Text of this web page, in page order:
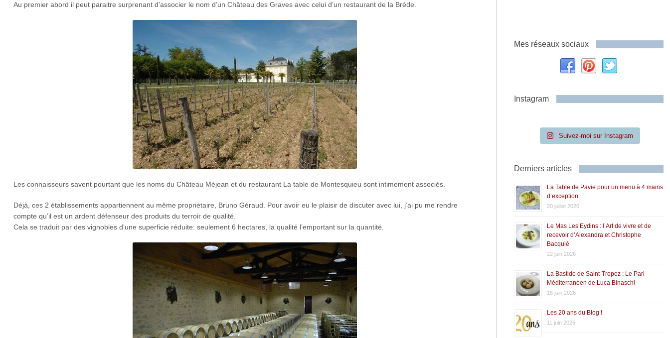
Au premier abord il peut paraitre surprenant d’associer le nom d’un Château des Graves avec celui d’un restaurant de la Brède.
Les connaisseurs savent pourtant que les noms du Château Méjean et du restaurant La table de Montesquieu sont intimement associés.
Déjà, ces 2 établissements appartiennent au même propriétaire, Bruno Géraud. Pour avoir eu le plaisir de discuter avec lui, j’ai pu me rendre
compte qu’il est un ardent défenseur des produits du terroir de qualité.
Cela se traduit par des vignobles d’une superficie réduite: seulement 6 hectares, la qualité l’emportant sur la quantité.
Mes réseaux sociaux
Instagram
Suivez-moi sur Instagram
Derniers articles
La Table de Pavie pour un menu à 4 mains
d’exception
20 juillet 2026
Le Mas Les Eydins : l’Art de vivre et de
recevoir d’Alexandra et Christophe
Bacquié
22 juin 2026
La Bastide de Saint-Tropez : Le Pari
Méditerranéen de Luca Binaschi
16 juin 2026
Les 20 ans du Blog !
11 juin 2026